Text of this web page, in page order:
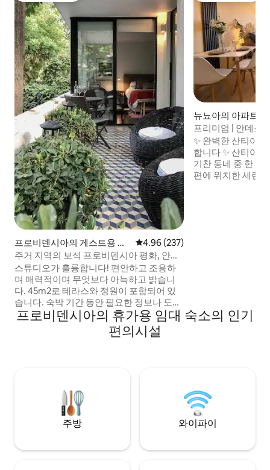
프로비덴시아의 게스트용 별
채
평점 4.96점(5점 만점), 후기 237
4.96 (237)
주거 지역의 보석 프로비덴시아 평화, 안전
및 완전한 아름다움
스튜디오가 훌륭합니다! 편안하고 조용하
며 매력적이며 무엇보다 아늑하고 밝습니
다. 45m2로 테라스와 정원이 포함되어 있
습니다. 숙박 기간 동안 필요한 정보나 도움
이 필요하시면 언제든지 연락 가능합니다.
산책, 레스토랑(제가 좋아하는 엘 바코, 프
로비덴시아의 프랑스 레스토랑, 이탈리아
로비덴시아는 트레킹이나 자전거 타기에
이상적입니다. 지하철역에서 단 10분 거리
에 있습니다. 공항에서 오시는 경우, 공식 택
시를 타고 주소로 이동하시는 것이 좋습니
드로 데 발디비아 노르테 지구 교통 체증이
뉴뇨아의 아파트
프리미엄 | 안데스
✨ 완벽한 산티아
합니다 ✨ 산티아고에서 가장 안전하고 활
기찬 동네 중 한 곳
편에 위치한 세련
프로비덴시아의 휴가용 임대 숙소의 인기
편의시설
주방 와이파이